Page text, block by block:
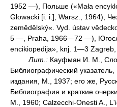
1952 —), Польше («Mała
Głowacki [i. i.], Warsz., 1964),
zemědělský«. Vyd. ústav
5 —, Praha, 1966—72 —),
encikiopedija», knj. 1—3
Лит.: Кауфман И. М.,
Библиографический
издания, М., 1937; его же,
Библиография и краткие
М., 1960; Calzecchi-Onesti A.,